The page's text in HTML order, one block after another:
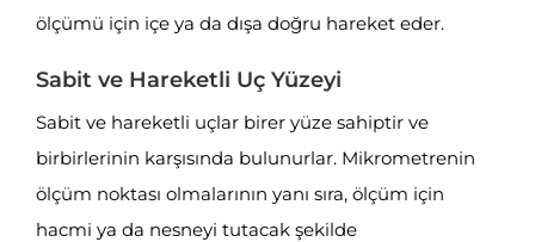
ölçümü için içe ya da dışa doğru hareket eder.
Sabit ve Hareketli Uç Yüzeyi
Sabit ve hareketli uçlar birer yüze sahiptir ve
birbirlerinin karşısında bulunurlar. Mikrometrenin
ölçüm noktası olmalarının yanı sıra, ölçüm için
hacmi ya da nesneyi tutacak şekilde